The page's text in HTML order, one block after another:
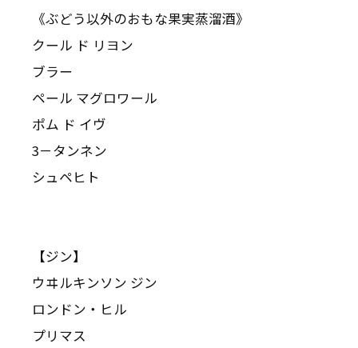
《ぶどう以外のおもな果実蒸溜酒》
クール ド リヨン
ブラー
ペール マグロワール
ポム ド イヴ
3－タンネン
シュペヒト
【ジン】
ウヰルキンソン ジン
ロンドン・ヒル
プリマス